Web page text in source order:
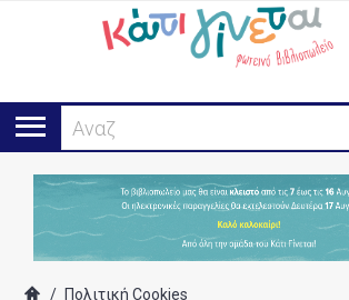
Αναζήτηση
/ Πολιτική Cookies